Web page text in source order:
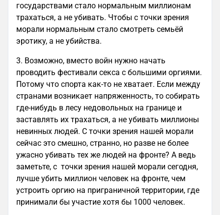
государствами стало нормальным миллионам
трахаться, а не убивать. Чтобы с точки зрения
морали нормальным стало смотреть семьёй
эротику, а не убийства.
3. Возможно, вместо войн нужно начать
проводить фестивали секса с большими оргиями.
Потому что спорта как-то не хватает. Если между
странами возникает напряженность, то собирать
где-нибудь в лесу недовольных на границе и
заставлять их трахаться, а не убивать миллионы
невинных людей. С точки зрения нашей морали
сейчас это смешно, странно, но разве не более
ужасно убивать тех же людей на фронте? А ведь
заметьте, с точки зрения нашей морали сегодня,
лучше убить миллион человек на фронте, чем
устроить оргию на приграничной территории, где
принимали бы участие хотя бы 1000 человек.